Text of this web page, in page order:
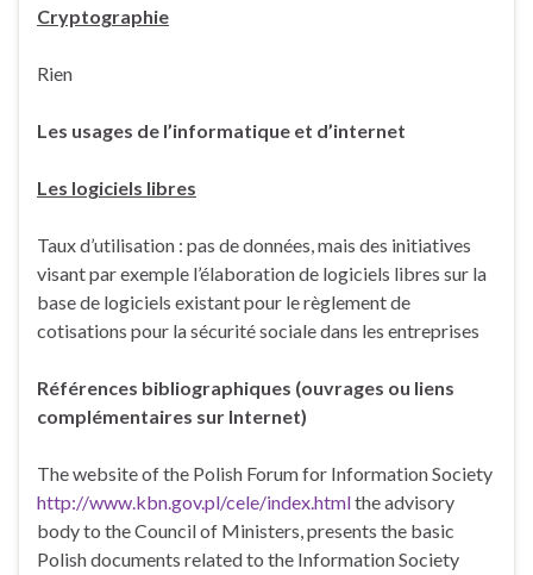
Cryptographie
Rien
Les usages de l’informatique et d’internet
Les logiciels libres
Taux d’utilisation : pas de données, mais des initiatives
visant par exemple l’élaboration de logiciels libres sur la
base de logiciels existant pour le règlement de
cotisations pour la sécurité sociale dans les entreprises
Références bibliographiques (ouvrages ou liens
complémentaires sur Internet)
The website of the Polish Forum for Information Society
http://www.kbn.gov.pl/cele/index.htmlthe advisory
body to the Council of Ministers, presents the basic
Polish documents related to the Information Society